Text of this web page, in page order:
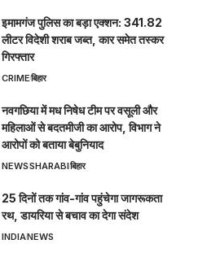
इमामगंज पुलिस का बड़ा एक्शन: 341.82
लीटर विदेशी शराब जब्त, कार समेत तस्कर
गिरफ्तार
CRIMEबिहार
नवगछिया में मध निषेध टीम पर वसूली और
महिलाओं से बदतमीजी का आरोप, विभाग ने
आरोपों को बताया बेबुनियाद
NEWSSHARABIबिहार
25 दिनों तक गांव-गांव पहुंचेगा जागरूकता
रथ, डायरिया से बचाव का देगा संदेश
INDIANEWS